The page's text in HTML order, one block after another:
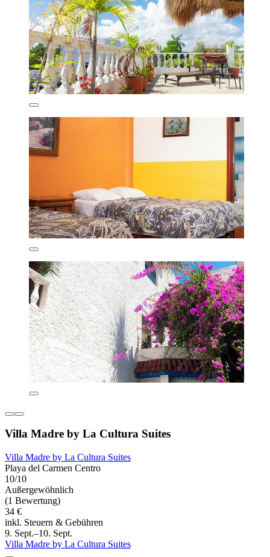
Villa Madre by La Cultura Suites
Villa Madre by La Cultura Suites
Playa del Carmen Centro
10/10
Außergewöhnlich
(1 Bewertung)
34 €
inkl. Steuern & Gebühren
9. Sept.–10. Sept.
Villa Madre by La Cultura Suites